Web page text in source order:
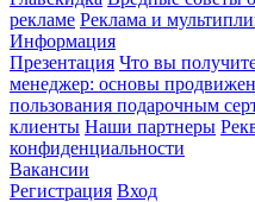
рекламе Реклама и
Информация
Презентация Что вы
менеджер: основы
пользования подарочным
клиенты Наши партнеры
конфиденциальности
Вакансии
Регистрация Вход